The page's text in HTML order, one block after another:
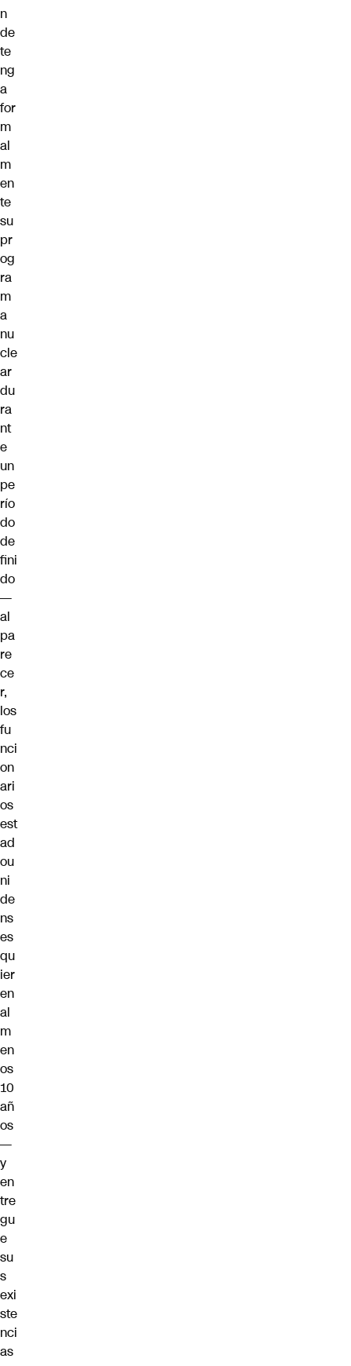
n
de
te
ng
a
for
m
al
m
en
te
su
pr
og
ra
m
a
nu
cle
ar
du
ra
nt
e
un
pe
río
do
de
fini
do
—
al
pa
re
ce
r,
los
fu
nci
on
ari
os
est
ad
ou
ni
de
ns
es
qu
ier
en
al
m
en
os
10
añ
os
—
y
en
tre
gu
e
su
s
exi
ste
nci
as